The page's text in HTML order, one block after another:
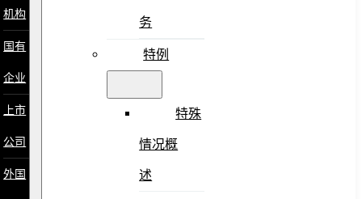
机构
国有
企业
上市
公司
外国
务
特例
特殊
情况概
述